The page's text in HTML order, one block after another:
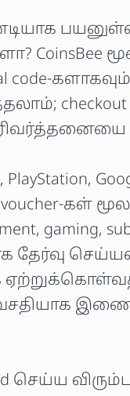
CoinsBee
code-களாகவும்
PlayStation,
கள்
gaming,
வசதியாக
செய்ய